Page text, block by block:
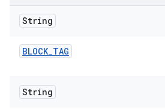
String
BLOCK_TAG
String